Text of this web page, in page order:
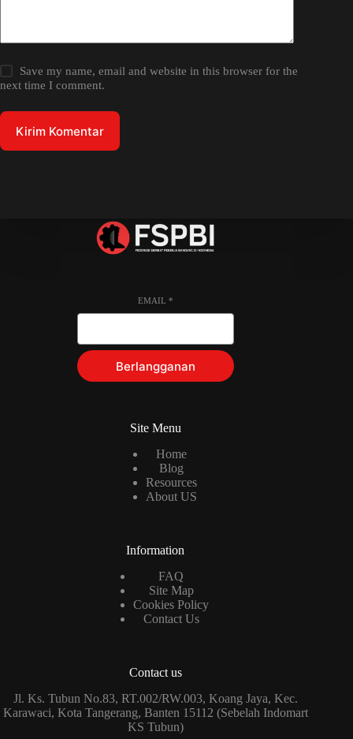
Save my name, email and website in this browser for the
next time I comment.
Kirim Komentar
EMAIL *
Berlangganan
Site Menu
Home
Blog
Resources
About US
Information
FAQ
Site Map
Cookies Policy
Contact Us
Contact us
Jl. Ks. Tubun No.83, RT.002/RW.003, Koang Jaya, Kec.
Karawaci, Kota Tangerang, Banten 15112 (Sebelah Indomart
KS Tubun)